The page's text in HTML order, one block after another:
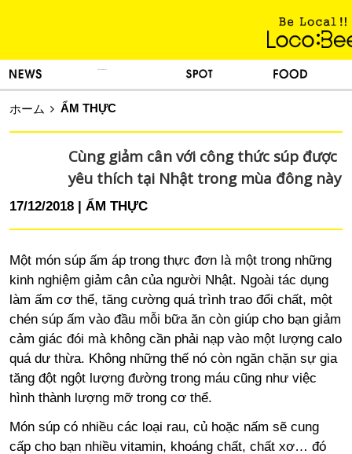
ホーム ẨM THỰC
Cùng giảm cân với công thức súp được
yêu thích tại Nhật trong mùa đông này
17/12/2018 ẨM THỰC
Một món súp ấm áp trong thực đơn là một trong những
kinh nghiệm giảm cân của người Nhật. Ngoài tác dụng
làm ấm cơ thể, tăng cường quá trình trao đổi chất, một
chén súp ấm vào đầu mỗi bữa ăn còn giúp cho bạn giảm
cảm giác đói mà không cần phải nạp vào một lượng calo
quá dư thừa. Không những thế nó còn ngăn chặn sự gia
tăng đột ngột lượng đường trong máu cũng như việc
hình thành lượng mỡ trong cơ thể.
Món súp có nhiều các loại rau, củ hoặc nấm sẽ cung
cấp cho bạn nhiều vitamin, khoáng chất, chất xơ… đó